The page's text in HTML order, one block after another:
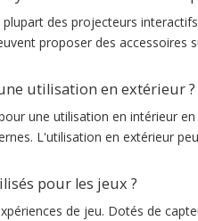
des projecteurs
proposer des accessoires
utilisation en extérieur ?
une utilisation en intérieur
L'utilisation en extérieur
pour les jeux ?
de jeu. Dotés de